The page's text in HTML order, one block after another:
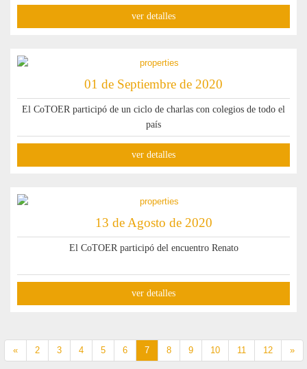
ver detalles
01 de Septiembre de 2020
El CoTOER participó de un ciclo de charlas con colegios de todo el
país
ver detalles
13 de Agosto de 2020
El CoTOER participó del encuentro Renato
ver detalles
« 2 3 4 5 6 7 8 9 10 11 12 »